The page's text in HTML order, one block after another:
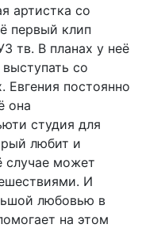
артистка со
первый клип
тв. В планах у неё
со
постоянно
она
студия для
любит и
случае может
И
любовью в
на этом